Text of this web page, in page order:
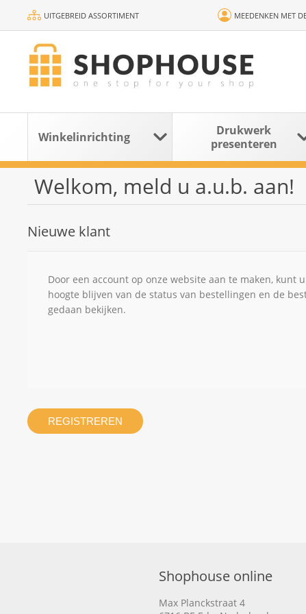
UITGEBREID ASSORTIMENT MEEDENKEN MET
Winkelinrichting
Drukwerk
presenteren
Welkom, meld u a.u.b. aan!
Nieuwe klant
Door een account op onze website aan te maken, kunt
hoogte blijven van de status van bestellingen en de
gedaan bekijken.
REGISTREREN
Shophouse online
Max Planckstraat 4